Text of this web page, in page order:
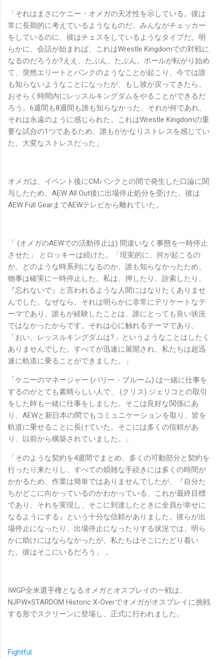
「それはまさにケニー・オメガの天才性を示している。彼は
常に長期的に考えているようなものだ。みんながチェッカー
をしているのに、彼はチェスをしているようなタイプだ。明
らかに、会話が始まれば、これはWrestle Kingdomでの対戦に
なるのだろうか?ええ、たぶん、たぶん。ボールが転がり始め
て、突然エリートとパンクのようなことが起こり、今では誰
も知らないようなことになったが、もし彼が戻ってきたら、
おそらく時間内にレッスルキングダムをやることができるだ
ろう。6週間も8週間も誰も知らなかった、それが何であれ、
それは永遠のように感じられた。これはWrestle Kingdomの重
要な試合の1つであるため、誰もがかなりストレスを感じてい
た。大変なストレスだった」
オメガは、イベント後にCMパンクとの間で発生した口論に関
与したため、AEW All Out後に出場停止処分を受けた。彼は
AEW Full GearまでAEWテレビから離れていた。
「 (オメガのAEWでの活動停止は) 間違いなく事態を一時停止
させた」 とロッキーは続けた。「現実的に、何が起こるの
か、どのような時系列になるのか、誰も知らなかったため、
物事は確実に一時停止した。私は、押したり、詮索したり、
『忘れないで』と言われるような人間にはなりたくありませ
んでした。なぜなら、それは明らかに非常にデリケートなテ
ーマであり、誰もが経験したことは、誰にとっても良い状況
ではなかったからです。それは心に触れるテーマであり、
「おい、レッスルキングダムは?」というようなことはしたく
ありませんでした。すべてが迅速に展開され、私たちは超迅
速に軌道に乗ることができました。」
「ケニーのマネージャー (バリー・ブルーム) は一緒に仕事を
するのがとても素晴らしい人で、 (クリス) ジェリコとの取引
をした時も一緒に仕事をしました。そこは良好な関係にあ
り、AEWと新日本の間でもコミュニケーションを取り、皆を
軌道に乗せることに長けていた。そこには多くの信頼があ
り、以前から構築されていました。」
「そのような契約を4週間でまとめ、多くの可動部分と契約を
行ったり来たりし、すべての煩雑な手続きには多くの時間が
かかるため、作業は簡単ではありませんでしたが、『自分た
ちがどこに向かっているのかわかっている、これが最終目標
であり、それを実現し、そこに到達したときに全員が幸せに
なるようにする』という十分な信頼がありました。彼らが出
場停止になったり、出場停止になったりする状況では、明ら
かに助けにはならなかったが、私たちはそこにたどり着い
た。彼はそこにいるだろう」 。
IWGP全米選手権となるオメガとオスプレイの一戦は、
NJPW×STARDOM Historic X-Overでオメガがオスプレイに挑戦
する形でスクリーンに登場し、正式に行われました。
Fightful